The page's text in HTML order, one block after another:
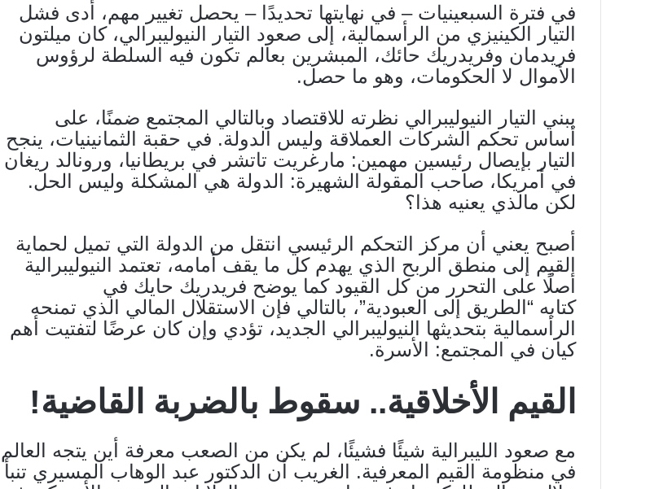
في فترة السبعينيات – في نهايتها تحديدًا – يحصل تغيير مهم، أدى فشل
التيار الكينيزي من الرأسمالية، إلى صعود التيار النيوليبرالي، كان ميلتون
فريدمان وفريدريك حائك، المبشرين بعالم تكون فيه السلطة لرؤوس
الأموال لا الحكومات، وهو ما حصل.
يبني التيار النيوليبرالي نظرته للاقتصاد وبالتالي المجتمع ضمنًا، على
أساس تحكم الشركات العملاقة وليس الدولة. في حقبة الثمانينيات، ينجح
التيار بإيصال رئيسين مهمين: مارغريت تاتشر في بريطانيا، ورونالد ريغان
في أمريكا، صاحب المقولة الشهيرة: الدولة هي المشكلة وليس الحل.
لكن مالذي يعنيه هذا؟
أصبح يعني أن مركز التحكم الرئيسي انتقل من الدولة التي تميل لحماية
القيم إلى منطق الربح الذي يهدم كل ما يقف أمامه، تعتمد النيوليبرالية
أصلًا على التحرر من كل القيود كما يوضح فريدريك حايك في
كتابه “الطريق إلى العبودية”، بالتالي فإن الاستقلال المالي الذي تمنحه
الرأسمالية بتحديثها النيوليبرالي الجديد، تؤدي وإن كان عرضًا لتفتيت أهم
كيان في المجتمع: الأسرة.
القيم الأخلاقية.. سقوط بالضربة القاضية!
مع صعود الليبرالية شيئًا فشيئًا، لم يكن من الصعب معرفة أين يتجه العالم
في منظومة القيم المعرفية. الغريب أن الدكتور عبد الوهاب المسيري تنبأ